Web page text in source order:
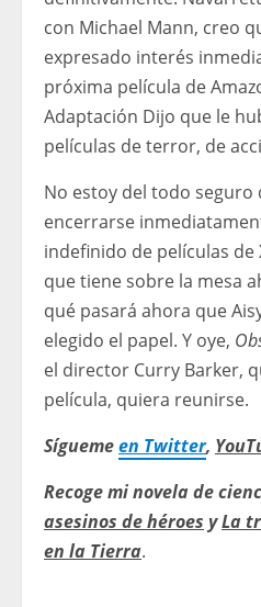
con Michael Mann, creo
expresado interés
próxima película de
Adaptación Dijo que le
películas de terror, de
No estoy del todo seguro
encerrarse
indefinido de películas de
que tiene sobre la mesa
qué pasará ahora que
elegido el papel. Y oye,
el director Curry Barker,
película, quiera reunirse.
Síguemeen Twitter,
Recoge mi novela de
asesinos de héroes yLa
en la Tierra.